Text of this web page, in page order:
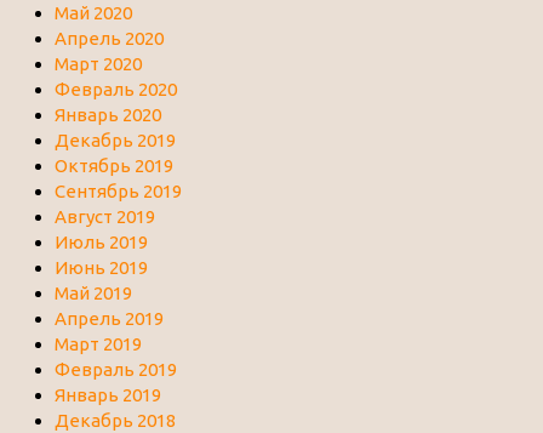
Май 2020
Апрель 2020
Март 2020
Февраль 2020
Январь 2020
Декабрь 2019
Октябрь 2019
Сентябрь 2019
Август 2019
Июль 2019
Июнь 2019
Май 2019
Апрель 2019
Март 2019
Февраль 2019
Январь 2019
Декабрь 2018